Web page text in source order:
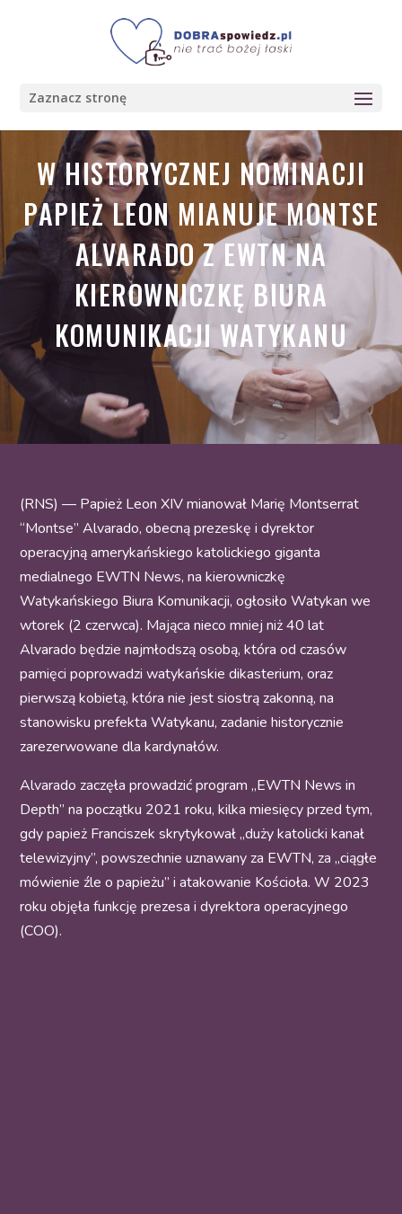
Zaznacz stronę
W HISTORYCZNEJ NOMINACJI
PAPIEŻ LEON MIANUJE MONTSE
ALVARADO Z EWTN NA
KIEROWNICZKĘ BIURA
KOMUNIKACJI WATYKANU
(RNS) — Papież Leon XIV mianował Marię Montserrat
“Montse” Alvarado, obecną prezeskę i dyrektor
operacyjną amerykańskiego katolickiego giganta
medialnego EWTN News, na kierowniczkę
Watykańskiego Biura Komunikacji, ogłosiło Watykan we
wtorek (2 czerwca). Mająca nieco mniej niż 40 lat
Alvarado będzie najmłodszą osobą, która od czasów
pamięci poprowadzi watykańskie dikasterium, oraz
pierwszą kobietą, która nie jest siostrą zakonną, na
stanowisku prefekta Watykanu, zadanie historycznie
zarezerwowane dla kardynałów.
Alvarado zaczęła prowadzić program „EWTN News in
Depth” na początku 2021 roku, kilka miesięcy przed tym,
gdy papież Franciszek skrytykował „duży katolicki kanał
telewizyjny”, powszechnie uznawany za EWTN, za „ciągłe
mówienie źle o papieżu” i atakowanie Kościoła. W 2023
roku objęła funkcję prezesa i dyrektora operacyjnego
(COO).